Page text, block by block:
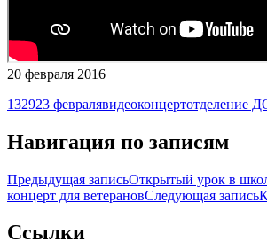
20 февраля 2016
132923 февралявидеоконцертотделение
Навигация по записям
Предыдущая записьОткрытый урок в
концерт для ветерановСледующая запись
Ccылки